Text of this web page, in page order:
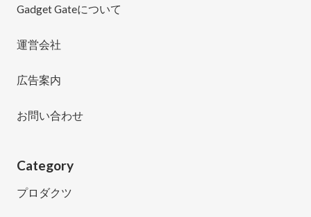
Gadget Gateについて
運営会社
広告案内
お問い合わせ
Category
プロダクツ